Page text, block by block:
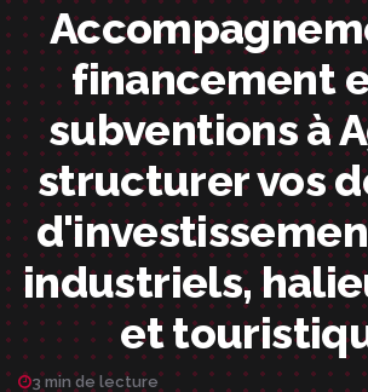
financement
subventions à
structurer vos
industriels,
et
3 min de lecture